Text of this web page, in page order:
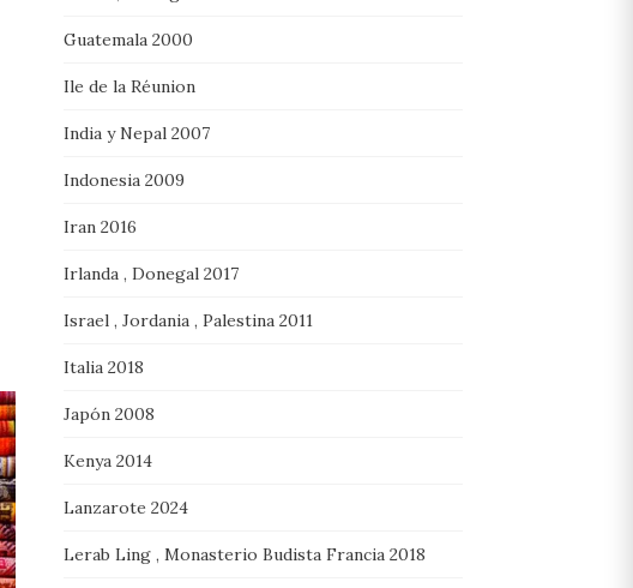
Guatemala 2000
Ile de la Réunion
India y Nepal 2007
Indonesia 2009
Iran 2016
Irlanda , Donegal 2017
Israel , Jordania , Palestina 2011
Italia 2018
Japón 2008
Kenya 2014
Lanzarote 2024
Lerab Ling , Monasterio Budista Francia 2018